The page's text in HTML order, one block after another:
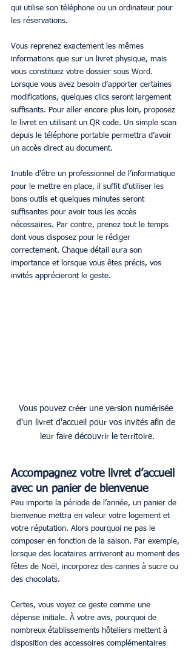
qui utilise son téléphone ou un ordinateur pour
les réservations.
Vous reprenez exactement les mêmes
informations que sur un livret physique, mais
vous constituez votre dossier sous Word.
Lorsque vous avez besoin d’apporter certaines
modifications, quelques clics seront largement
suffisants. Pour aller encore plus loin, proposez
le livret en utilisant un QR code. Un simple scan
depuis le téléphone portable permettra d’avoir
un accès direct au document.
Inutile d’être un professionnel de l’informatique
pour le mettre en place, il suffit d’utiliser les
bons outils et quelques minutes seront
suffisantes pour avoir tous les accès
nécessaires. Par contre, prenez tout le temps
dont vous disposez pour le rédiger
correctement. Chaque détail aura son
importance et lorsque vous êtes précis, vos
invités apprécieront le geste.
Vous pouvez créer une version numérisée
d'un livret d'accueil pour vos invités afin de
leur faire découvrir le territoire.
Accompagnez votre livret d’accueil
avec un panier de bienvenue
Peu importe la période de l’année, un panier de
bienvenue mettra en valeur votre logement et
votre réputation. Alors pourquoi ne pas le
composer en fonction de la saison. Par exemple,
lorsque des locataires arriveront au moment des
fêtes de Noël, incorporez des cannes à sucre ou
des chocolats.
Certes, vous voyez ce geste comme une
dépense initiale. À votre avis, pourquoi de
nombreux établissements hôteliers mettent à
disposition des accessoires complémentaires